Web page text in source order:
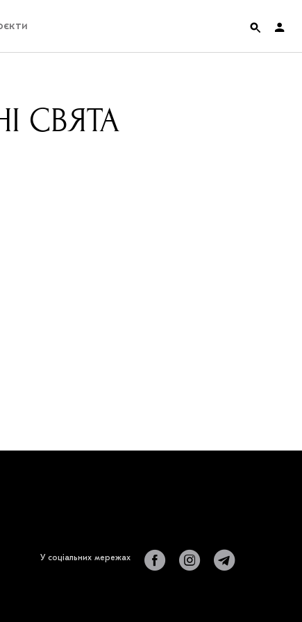
маргіналії
СВЯТА
У соціальних мережах